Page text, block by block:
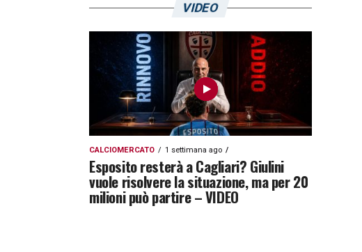
VIDEO
CALCIOMERCATO 1 settimana ago
Esposito resterà a Cagliari? Giulini
vuole risolvere la situazione, ma per 20
milioni può partire – VIDEO